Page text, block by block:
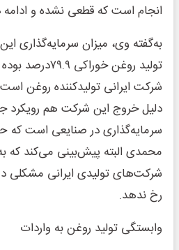
انجام است که قطعی نشده و ادامه
به‌گفته وی، میزان سرمایه‌گذاری
تولید روغن
شرکت ایرانی تولیدکننده روغن
دلیل خروج این شرکت هم رویکرد
سرمایه‌گذاری در صنایعی است که
محمدی البته پیش‌بینی می‌کند که
شرکت‌های تولیدی ایرانی مشکلی
رخ ندهد.
وابستگی تولید روغن به واردات